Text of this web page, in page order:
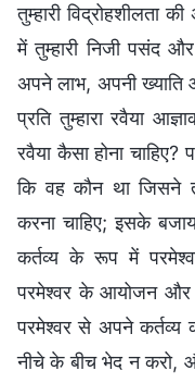
तुम्हारी विद्रोहशीलता
में तुम्हारी निजी पसंद
अपने लाभ, अपनी ख्याति
प्रति तुम्हारा रवैया
रवैया कैसा होना
कि वह कौन था जिसने
करना चाहिए; इसके
कर्तव्य के रूप में
परमेश्वर के आयोजन और
परमेश्वर से अपने
नीचे के बीच भेद न करो,